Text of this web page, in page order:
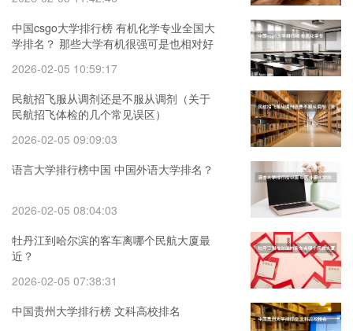
中国csgo大学排行榜 有机化学专业全国大
学排名？ 那些大学有机很强可是也相对好
2026-02-05 10:59:17
民航招飞服从调剂还是不服从调剂（关于
民航招飞体检的几个常见误区）
2026-02-05 09:09:03
语言大学排行榜中国 中国外语大学排名？
2026-02-05 08:04:03
牡丹江到哈尔滨的客车离哪个民航大厦最
近？
2026-02-05 07:38:31
中国贵州大学排行榜 文科高校排名